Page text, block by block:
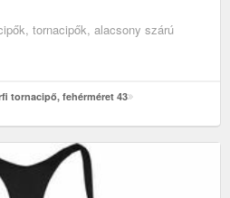
tornacipők, alacsony szárú
tornacipő, fehérméret 43